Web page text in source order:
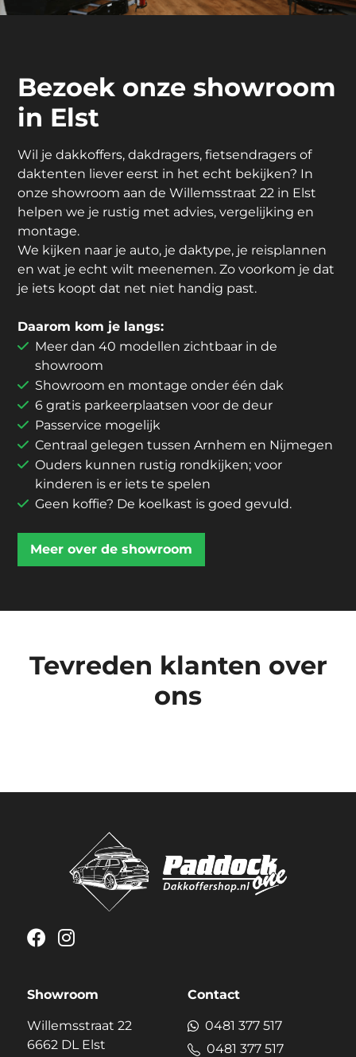
Bezoek onze showroom
in Elst
Wil je dakkoffers, dakdragers, fietsendragers of
daktenten liever eerst in het echt bekijken? In
onze showroom aan de Willemsstraat 22 in Elst
helpen we je rustig met advies, vergelijking en
montage.
We kijken naar je auto, je daktype, je reisplannen
en wat je echt wilt meenemen. Zo voorkom je dat
je iets koopt dat net niet handig past.
Daarom kom je langs:
Meer dan 40 modellen zichtbaar in de
showroom
Showroom en montage onder één dak
6 gratis parkeerplaatsen voor de deur
Passervice mogelijk
Centraal gelegen tussen Arnhem en Nijmegen
Ouders kunnen rustig rondkijken; voor
kinderen is er iets te spelen
Geen koffie? De koelkast is goed gevuld.
Meer over de showroom
Tevreden klanten over
ons
Showroom
Willemsstraat 22
6662 DL Elst
Contact
0481 377 517
0481 377 517